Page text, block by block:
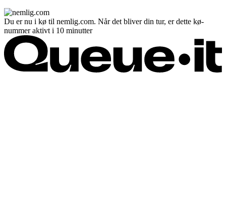
Du er nu i kø til nemlig.com. Når det bliver din tur, er dette kø-
nummer aktivt i 10 minutter